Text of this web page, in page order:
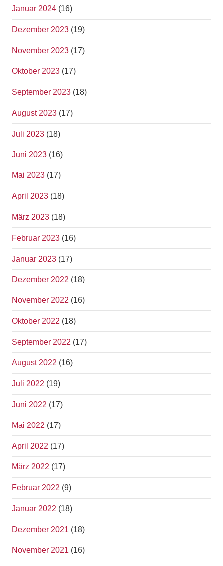
Januar 2024 (16)
Dezember 2023 (19)
November 2023 (17)
Oktober 2023 (17)
September 2023 (18)
August 2023 (17)
Juli 2023 (18)
Juni 2023 (16)
Mai 2023 (17)
April 2023 (18)
März 2023 (18)
Februar 2023 (16)
Januar 2023 (17)
Dezember 2022 (18)
November 2022 (16)
Oktober 2022 (18)
September 2022 (17)
August 2022 (16)
Juli 2022 (19)
Juni 2022 (17)
Mai 2022 (17)
April 2022 (17)
März 2022 (17)
Februar 2022 (9)
Januar 2022 (18)
Dezember 2021 (18)
November 2021 (16)